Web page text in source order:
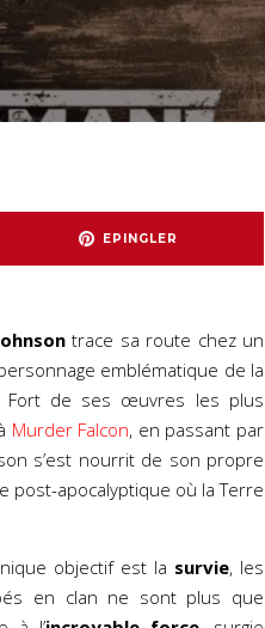
EPINGLER
trace sa route chez un
emblématique de la
de ses œuvres les plus
Murder Falcon, en passant par
s’est nourrit de son propre
apocalyptique où la Terre
objectif est la survie, les
en clan ne sont plus que